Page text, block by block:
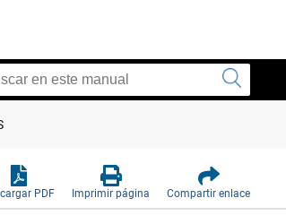
PDF Imprimir página Compartir enlace